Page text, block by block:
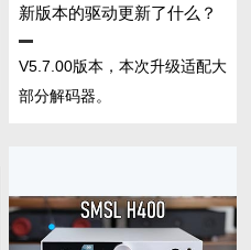
新版本的驱动更新了什么？
V5.7.00版本，本次升级适配大
部分解码器。